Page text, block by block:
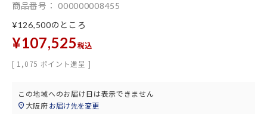
商品番号
000000008455
¥126,500のところ
¥107,525税込
[ 1,075 ポイント進呈 ]
この地域へのお届け日は表示できません
大阪府お届け先を変更